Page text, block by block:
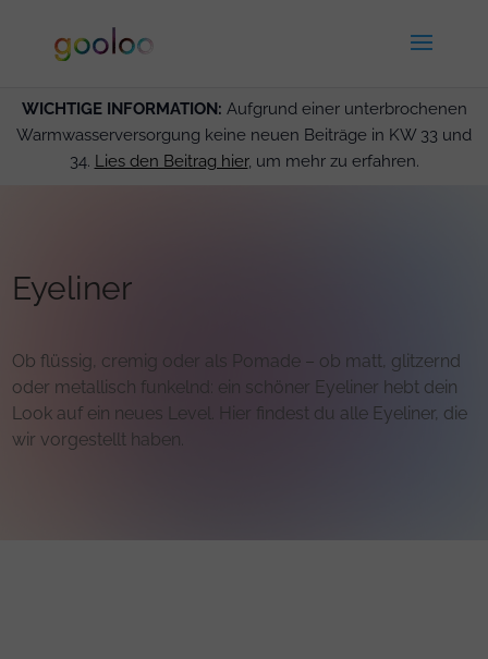
WICHTIGE INFORMATION: Aufgrund einer unterbrochenen
Warmwasserversorgung keine neuen Beiträge in KW 33 und
34. Lies den Beitrag hier, um mehr zu erfahren.
Eyeliner
Ob flüssig, cremig oder als Pomade – ob matt, glitzernd
oder metallisch funkelnd: ein schöner Eyeliner hebt dein
Look auf ein neues Level. Hier findest du alle Eyeliner, die
wir vorgestellt haben.